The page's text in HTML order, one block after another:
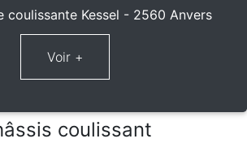
coulissante Kessel - 2560 Anvers
coulissant